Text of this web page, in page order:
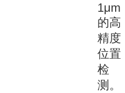
1μm
的高
精度
位置
检
测。